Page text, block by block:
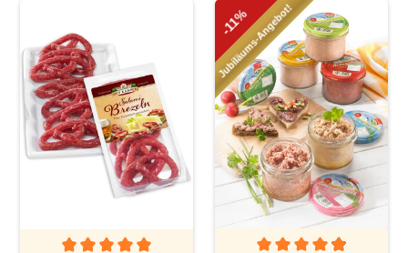
-11%
Jubiläums-Angebot!